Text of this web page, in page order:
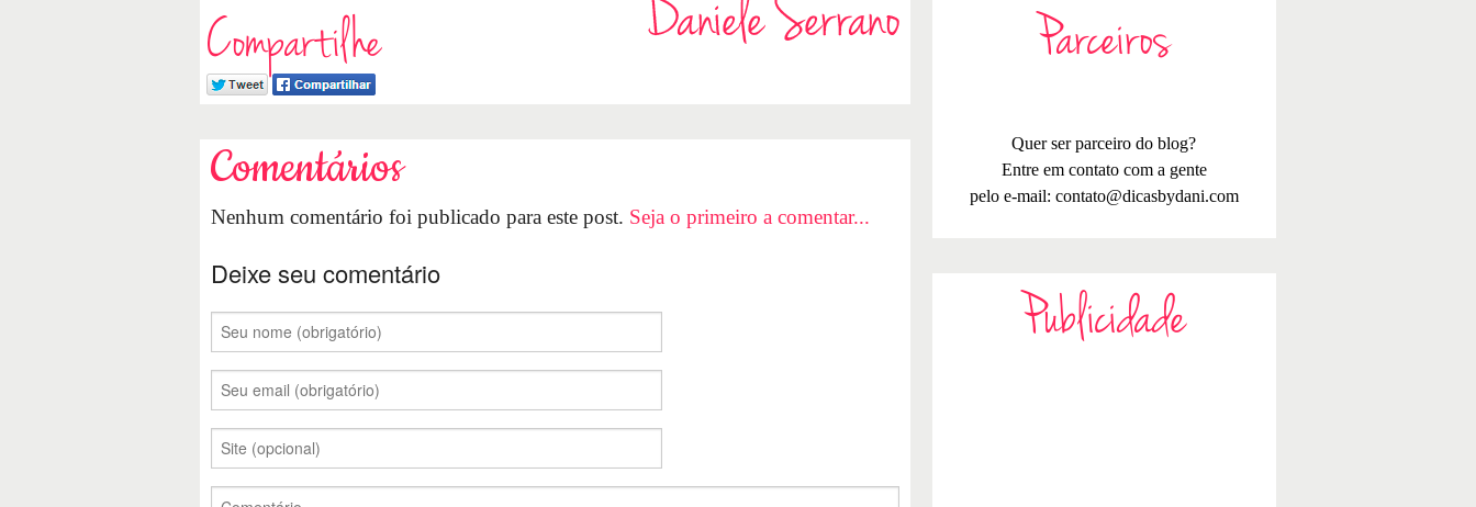
Compartilhe
Comentários
Nenhum comentário foi publicado para este post. Seja o primeiro a comentar...
Deixe seu comentário
Parceiros
Quer ser parceiro do blog?
Entre em contato com a gente
pelo e-mail: contato@dicasbydani.com
Publicidade